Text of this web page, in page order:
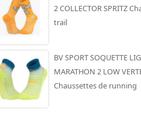
2 COLLECTOR SPRITZ
trail
BV SPORT SOQUETTE
MARATHON 2 LOW
Chaussettes de running